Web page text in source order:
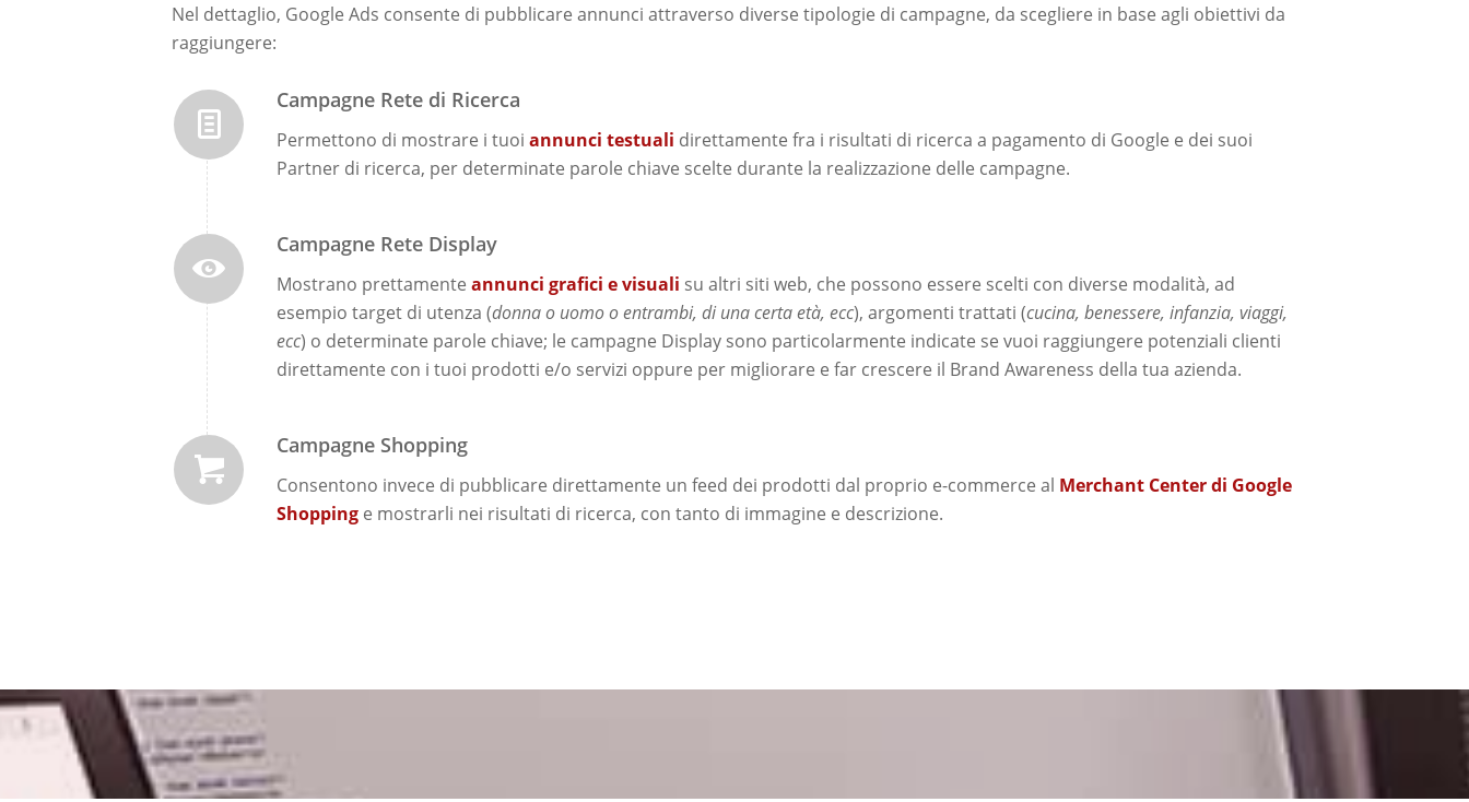
Nel dettaglio, Google Ads consente di pubblicare annunci attraverso diverse tipologie di campagne, da scegliere in base agli obiettivi da
raggiungere:
Campagne Rete di Ricerca
Permettono di mostrare i tuoi annunci testuali direttamente fra i risultati di ricerca a pagamento di Google e dei suoi
Partner di ricerca, per determinate parole chiave scelte durante la realizzazione delle campagne.
Campagne Rete Display
Mostrano prettamente annunci grafici e visuali su altri siti web, che possono essere scelti con diverse modalità, ad
esempio target di utenza (donna o uomo o entrambi, di una certa età, ecc), argomenti trattati (cucina, benessere, infanzia, viaggi,
ecc) o determinate parole chiave; le campagne Display sono particolarmente indicate se vuoi raggiungere potenziali clienti
direttamente con i tuoi prodotti e/o servizi oppure per migliorare e far crescere il Brand Awareness della tua azienda.
Campagne Shopping
Consentono invece di pubblicare direttamente un feed dei prodotti dal proprio e-commerce al Merchant Center di Google
Shopping e mostrarli nei risultati di ricerca, con tanto di immagine e descrizione.